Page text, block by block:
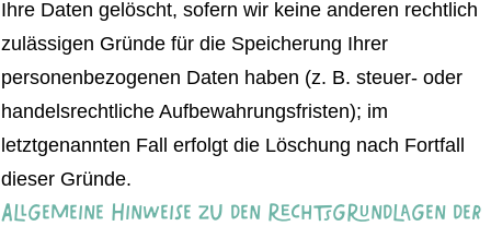
Ihre Daten gelöscht, sofern wir keine anderen rechtlich
zulässigen Gründe für die Speicherung Ihrer
personenbezogenen Daten haben (z. B. steuer- oder
handelsrechtliche Aufbewahrungsfristen); im
letztgenannten Fall erfolgt die Löschung nach Fortfall
dieser Gründe.
Allgemeine Hinweise zu den Rechtsgrundlagen der